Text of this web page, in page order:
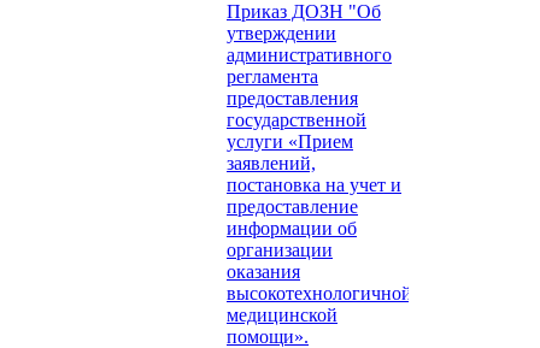
Приказ ДОЗН "Об
утверждении
административного
регламента
предоставления
государственной
услуги «Прием
заявлений,
постановка на учет и
предоставление
информации об
организации
оказания
высокотехнологичной
медицинской
помощи».